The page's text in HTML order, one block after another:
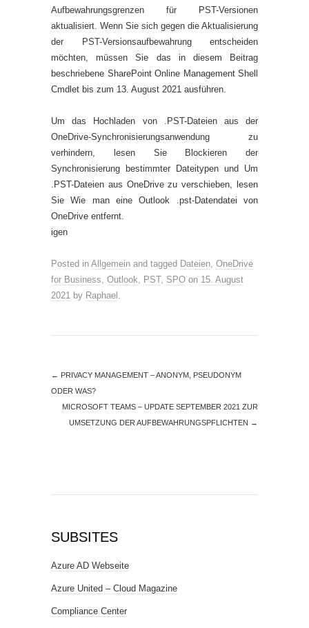
Aufbewahrungsgrenzen für PST-Versionen
aktualisiert. Wenn Sie sich gegen die Aktualisierung
der PST-Versionsaufbewahrung entscheiden
möchten, müssen Sie das in diesem Beitrag
beschriebene SharePoint Online Management Shell
Cmdlet bis zum 13. August 2021 ausführen.
Um das Hochladen von .PST-Dateien aus der
OneDrive-Synchronisierungsanwendung zu
verhindern, lesen Sie Blockieren der
Synchronisierung bestimmter Dateitypen und Um
.PST-Dateien aus OneDrive zu verschieben, lesen
Sie Wie man eine Outlook .pst-Datendatei von
OneDrive entfernt.
igen
Posted in Allgemein and tagged Dateien, OneDrive
for Business, Outlook, PST, SPO on 15. August
2021 by Raphael .
← PRIVACY MANAGEMENT – ANONYM, PSEUDONYM
ODER WAS?
MICROSOFT TEAMS – UPDATE SEPTEMBER 2021 ZUR
UMSETZUNG DER AUFBEWAHRUNGSPFLICHTEN →
SUBSITES
Azure AD Webseite
Azure United – Cloud Magazine
Compliance Center